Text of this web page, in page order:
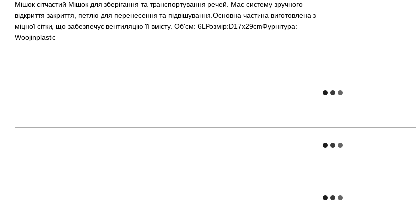
Мішок сітчастий Мішок для зберігання та транспортування речей. Має систему зручного
відкриття закриття, петлю для перенесення та підвішування.Основна частина виготовлена з
міцної сітки, що забезпечує вентиляцію її вмісту. Об'єм: 6LРозмір:D17x29cmФурнітура:
Woojinplastic